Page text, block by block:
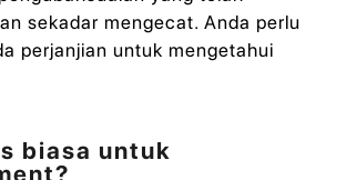
sekadar mengecat. Anda perlu
perjanjian untuk mengetahui
biasa untuk